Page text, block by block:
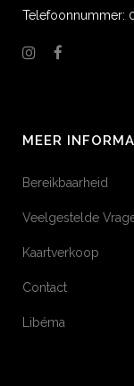
Telefoonnummer:
MEER
Bereikbaarheid
Veelgestelde
Kaartverkoop
Contact
Libéma